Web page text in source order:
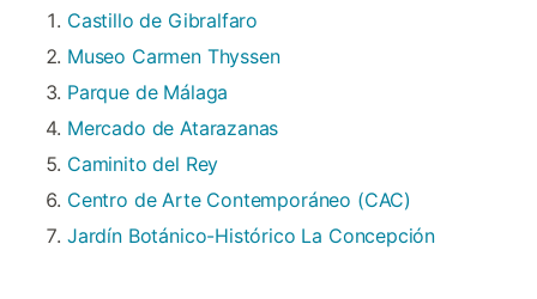
Castillo de Gibralfaro
Museo Carmen Thyssen
Parque de Málaga
Mercado de Atarazanas
Caminito del Rey
Centro de Arte Contemporáneo (CAC)
Jardín Botánico-Histórico La Concepción